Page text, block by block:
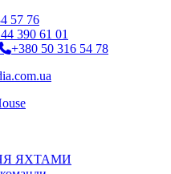
57 76
390 61 01
+380 50 316 54 78
ЯХТАМИ